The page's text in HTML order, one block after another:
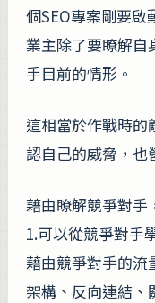
個SEO專案剛要啟
業主除了要瞭解自
手目前的情形。
這相當於作戰時的
認自己的威脅，也
藉由瞭解競爭對手
1.可以從競爭對手
藉由競爭對手的流
架構、反向連結、